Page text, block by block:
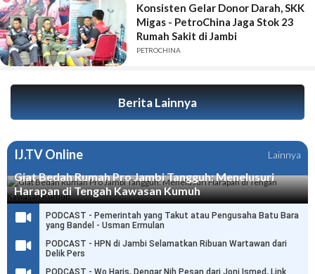
Konsisten Gelar Donor Darah, SKK
Migas - PetroChina Jaga Stok 23
Rumah Sakit di Jambi
PETROCHINA
Berita Lainnya
IJ.TV Online Lainnya
Giat Bedah Rumah Pro Jambi Tangguh: Menelusuri
Harapan di Tengah Kawasan Kumuh
PODCAST - Pemerintah yang Takut atau Pengusaha Batu Bara
yang Bandel - Usman Ermulan
PODCAST - HPN di Jambi Selamatkan Ribuan Wartawan dari
Delik Pers
PODCAST - Wo Haris, Dengar Nih Pesan dari Joni Ismed, Link